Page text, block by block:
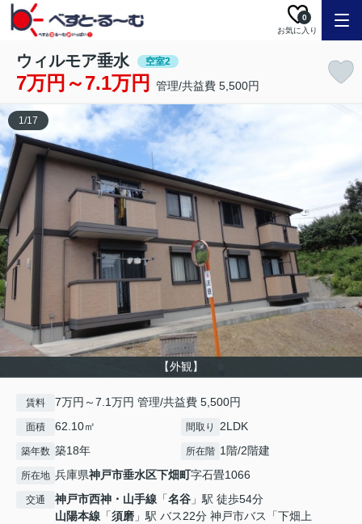
お気に入り
0
ウィルモア垂水 空室2
7万円～7.1万円 管理/共益費 5,500円
【外観】
1/17
賃料 7万円～7.1万円 管理/共益費 5,500円
面積 62.10㎡ 間取り 2LDK
築年数 築18年 所在階 1階/2階建
所在地 兵庫県神戸市垂水区下畑町字石畳1066
交通 神戸市西神・山手線 「名谷 」駅 徒歩54分
山陽本線 「須磨 」駅 バス22分 神戸市バス「下畑上